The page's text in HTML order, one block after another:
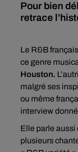
Pour bien
retrace
Le R&B
ce genre
Houston.
malgré ses
ou même
interview
Elle parle aussi
plusieurs